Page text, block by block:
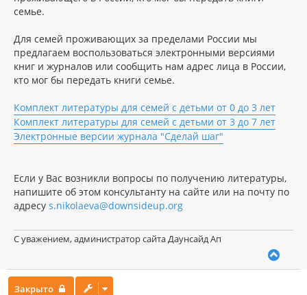
семье.
Для семей проживающих за пределами России мы
предлагаем воспользоваться электронными версиями
книг и журналов или сообщить нам адрес лица в России,
кто мог бы передать книги семье.
Комплект литературы для семей с детьми от 0 до 3 лет
Комплект литературы для семей с детьми от 3 до 7 лет
Электронные версии журнала "Сделай шаг"
Если у Вас возникли вопросы по получению литературы,
напишите об этом консультанту на сайте или на почту по
адресу s.nikolaeva@downsideup.org
С уважением, администратор сайта Даунсайд Ап
Закрыто